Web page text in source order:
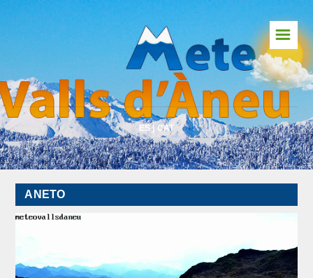
Predicció Pirineu
Predicció Global
Webcams
Vents en temps real
Radar
Llamps
☰
ES | CAT
ANETO